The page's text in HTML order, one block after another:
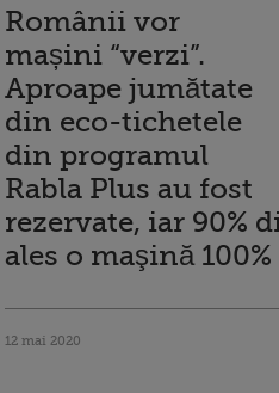
Românii vor
mașini “verzi”.
Aproape jumătate
din eco-tichetele
din programul
Rabla Plus au fost
rezervate, iar 90%
ales o maşină
12 mai 2020